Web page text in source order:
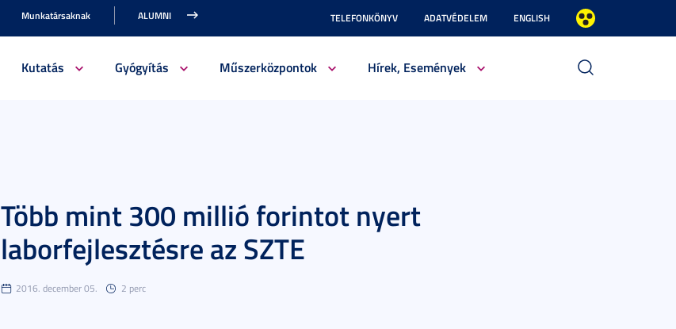
Munkatársaknak ALUMNI TELEFONKÖNYV ADATVÉDELEM ENGLISH
Kutatás Gyógyítás Műszerközpontok Hírek, Események
Több mint 300 millió forintot nyert
laborfejlesztésre az SZTE
2016. december 05. 2 perc